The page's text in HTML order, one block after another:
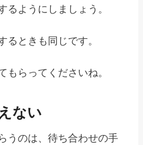
るようにしましょう。
るときも同じです。
もらってくださいね。
ない
うのは、待ち合わせの手